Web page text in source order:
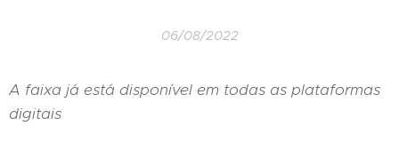
06/08/2022
A faixa já está disponível em todas as plataformas
digitais